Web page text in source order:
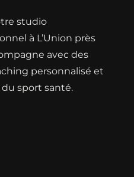
studio
à L’Union près
avec des
personnalisé et
sport santé.